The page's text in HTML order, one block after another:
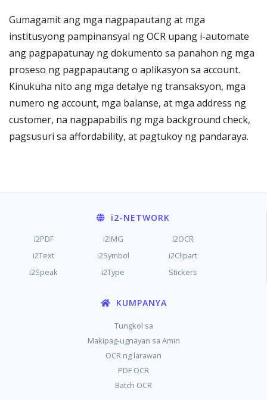
Gumagamit ang mga nagpapautang at mga
institusyong pampinansyal ng OCR upang i-automate
ang pagpapatunay ng dokumento sa panahon ng mga
proseso ng pagpapautang o aplikasyon sa account.
Kinukuha nito ang mga detalye ng transaksyon, mga
numero ng account, mga balanse, at mga address ng
customer, na nagpapabilis ng mga background check,
pagsusuri sa affordability, at pagtukoy ng pandaraya.
i2-NETWORK
i2PDF i2IMG
i2OCR
i2Text
i2Symbol
i2Clipart
i2Speak
i2Type Stickers
KUMPANYA
Tungkol sa
Makipag-ugnayan sa Amin
OCR ng larawan
PDF OCR
Batch OCR